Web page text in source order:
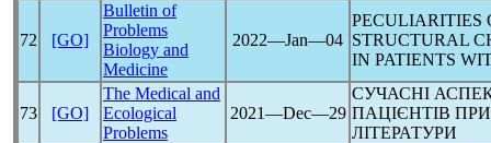
72 [GO]
Bulletin of
Problems
Biology and
Medicine
2022―Jan―04
PECULIARITIES
STRUCTURAL
IN PATIENTS
73 [GO]
The Medical and
Ecological
Problems
2021―Dec―29
СУЧАСНІ
ПАЦІЄНТІВ
ЛІТЕРАТУРИ